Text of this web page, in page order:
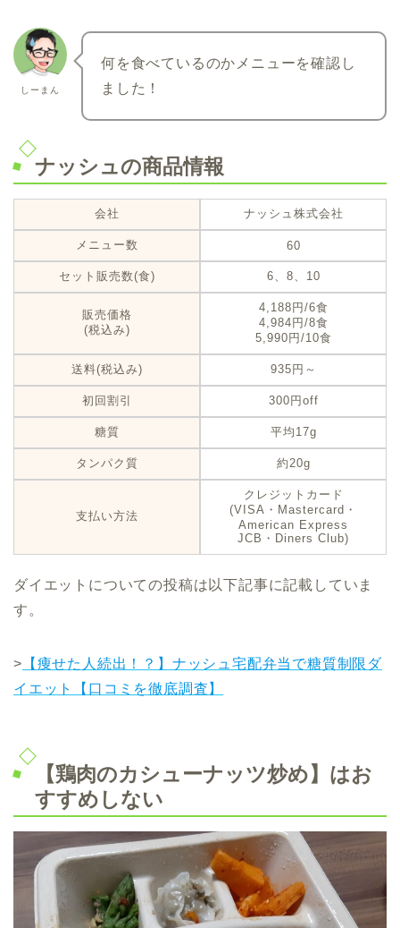
しーまん
何を食べているのかメニューを確認し
ました！
ナッシュの商品情報
会社 ナッシュ株式会社
メニュー数 60
セット販売数(食) 6、8、10
販売価格
(税込み)
4,188円/6食
4,984円/8食
5,990円/10食
送料(税込み) 935円～
初回割引 300円off
糖質 平均17g
タンパク質 約20g
支払い方法
クレジットカード
(VISA・Mastercard・
American Express
JCB・Diners Club)
ダイエットについての投稿は以下記事に記載していま
す。
> 【痩せた人続出！？】ナッシュ宅配弁当で糖質制限ダ
イエット【口コミを徹底調査】
【鶏肉のカシューナッツ炒め】はお
すすめしない